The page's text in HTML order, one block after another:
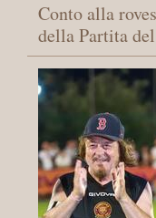
Conto alla
della Partita